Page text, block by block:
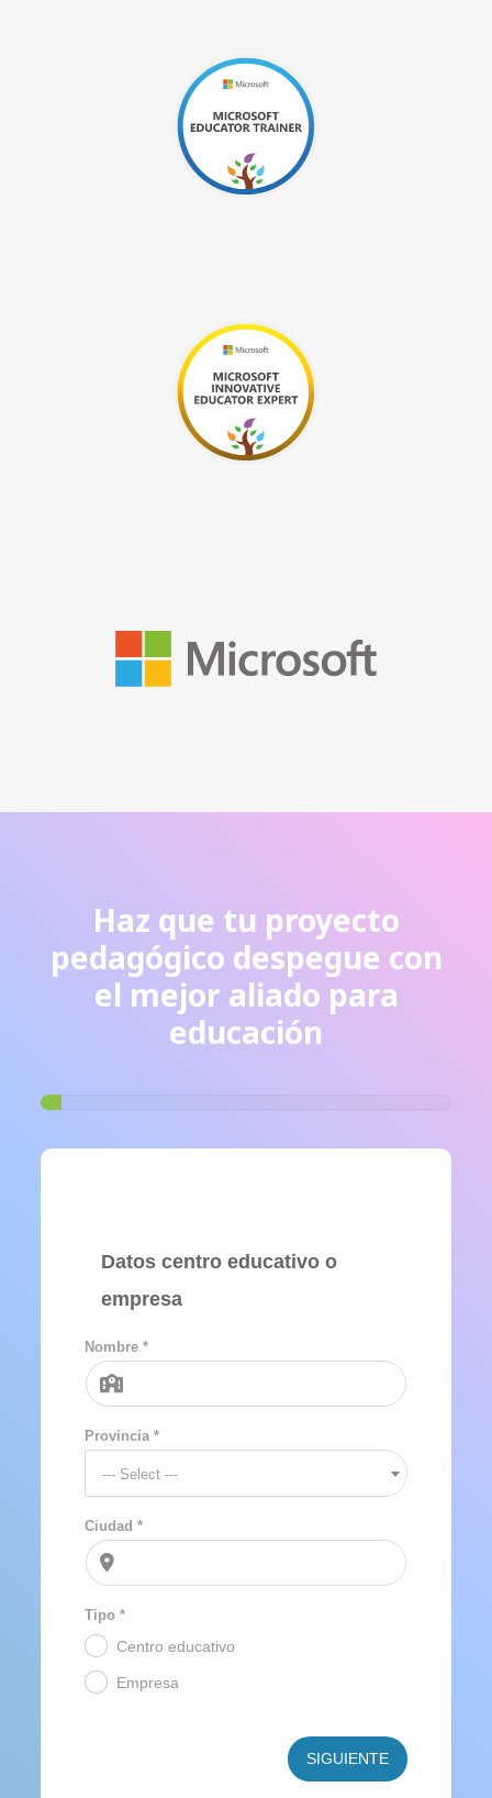
Haz que tu proyecto
pedagógico despegue con
el mejor aliado para
educación
Datos centro educativo o
empresa
Nombre *
Provincia *
--- Select ---
Ciudad *
Tipo *
Centro educativo
Empresa
SIGUIENTE